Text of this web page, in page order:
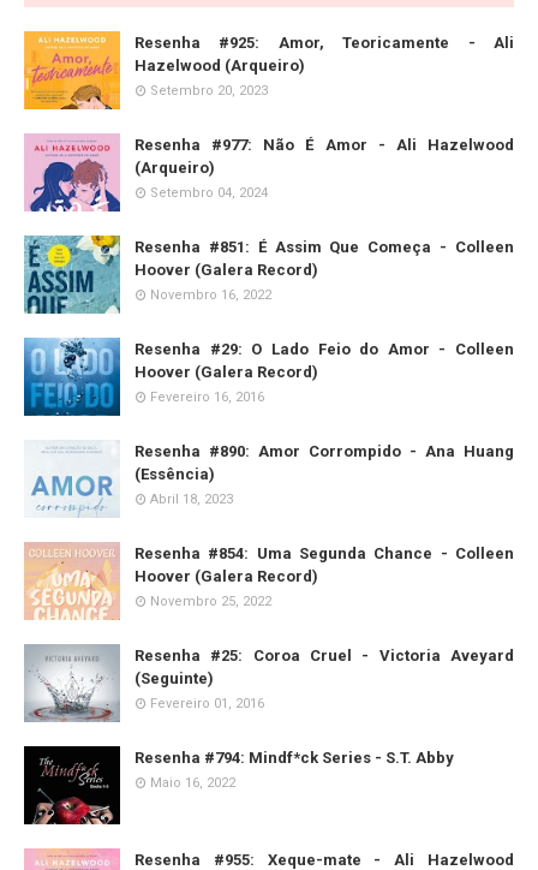
Resenha #925: Amor, Teoricamente - Ali
Hazelwood (Arqueiro)
Setembro 20, 2023
Resenha #977: Não É Amor - Ali Hazelwood
(Arqueiro)
Setembro 04, 2024
Resenha #851: É Assim Que Começa - Colleen
Hoover (Galera Record)
Novembro 16, 2022
Resenha #29: O Lado Feio do Amor - Colleen
Hoover (Galera Record)
Fevereiro 16, 2016
Resenha #890: Amor Corrompido - Ana Huang
(Essência)
Abril 18, 2023
Resenha #854: Uma Segunda Chance - Colleen
Hoover (Galera Record)
Novembro 25, 2022
Resenha #25: Coroa Cruel - Victoria Aveyard
(Seguinte)
Fevereiro 01, 2016
Resenha #794: Mindf*ck Series - S.T. Abby
Maio 16, 2022
Resenha #955: Xeque-mate - Ali Hazelwood